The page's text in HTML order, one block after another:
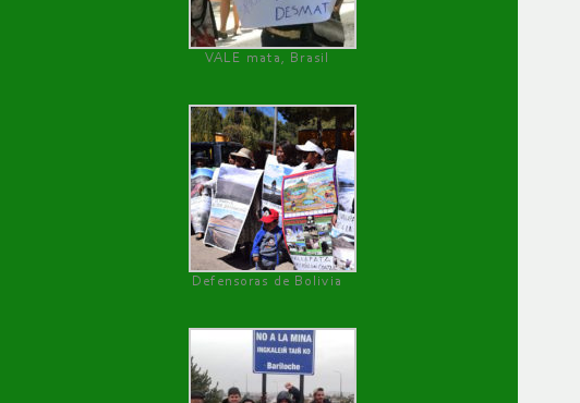
VALE mata, Brasil
Defensoras de Bolivia